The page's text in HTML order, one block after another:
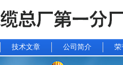
技术文章 公司简介 荣